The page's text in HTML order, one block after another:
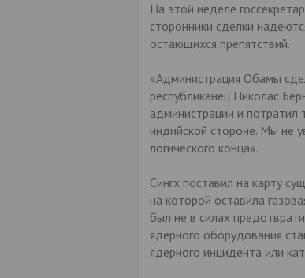
На этой неделе
сторонники сделки
остающихся препятствий.
«Администрация Обамы
республиканец Николас
администрации и потратил
индийской стороне. Мы не
логического конца».
Сингх поставил на карту
на которой оставила
был не в силах
ядерного оборудования
ядерного инцидента или